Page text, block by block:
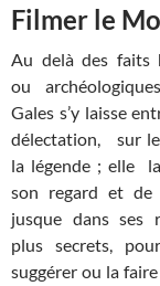
Filmer le
Au delà des faits
ou
Gales s’y laisse
délectation, sur
la légende ; elle
son regard et de
jusque dans ses
plus secrets,
suggérer ou la